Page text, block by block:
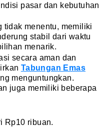
pasar dan kebutuhan
tidak menentu, memiliki
stabil dari waktu
menarik.
secara aman dan
Tabungan Emas
menguntungkan.
juga memiliki beberapa
Rp10 ribuan.